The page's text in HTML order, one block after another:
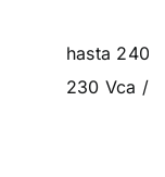
hasta 240
230 Vca /